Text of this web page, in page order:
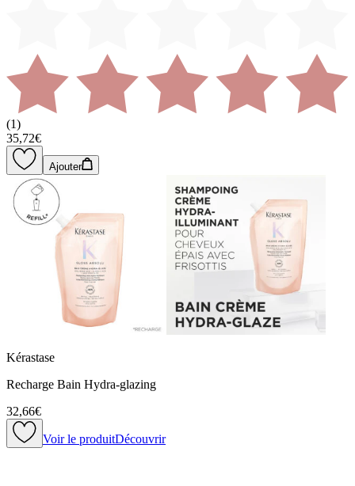
(1)
35,72€
Ajouter
Kérastase
Recharge Bain Hydra-glazing
32,66€
Voir le produitDécouvrir